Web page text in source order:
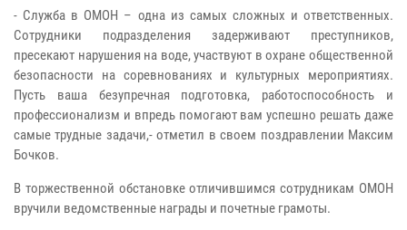
- Служба в ОМОН – одна из самых сложных и ответственных.
Сотрудники подразделения задерживают преступников,
пресекают нарушения на воде, участвуют в охране общественной
безопасности на соревнованиях и культурных мероприятиях.
Пусть ваша безупречная подготовка, работоспособность и
профессионализм и впредь помогают вам успешно решать даже
самые трудные задачи,- отметил в своем поздравлении Максим
Бочков.
В торжественной обстановке отличившимся сотрудникам ОМОН
вручили ведомственные награды и почетные грамоты.